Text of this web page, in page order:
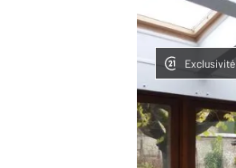
Exclusivité